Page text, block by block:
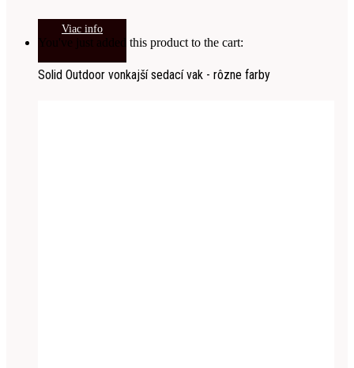
Viac info
You've just added this product to the cart:
Solid Outdoor vonkajší sedací vak - rôzne farby